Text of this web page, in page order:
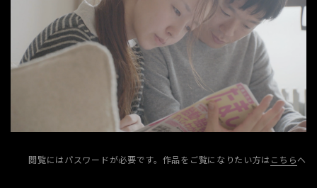
閲覧にはパスワードが必要です。 作品をご覧になりたい方は こちらへ